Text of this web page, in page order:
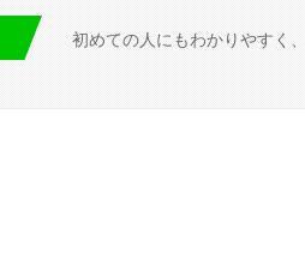
初めての人にもわかりやすく